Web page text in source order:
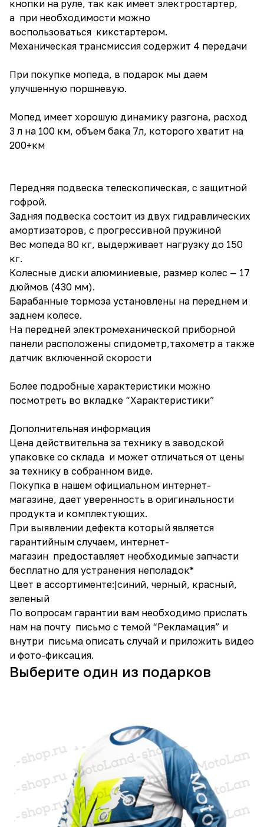
кнопки на руле, так как имеет электростартер,
а при необходимости можно
воспользоваться кикстартером.
Механическая трансмиссия содержит 4 передачи
При покупке мопеда, в подарок мы даем
улучшенную поршневую.
Мопед имеет хорошую динамику разгона, расход
3 л на 100 км, объем бака 7л, которого хватит на
200+км
Передняя подвеска телескопическая, с защитной
гофрой.
Задняя подвеска состоит из двух гидравлических
амортизаторов, с прогрессивной пружиной
Вес мопеда 80 кг, выдерживает нагрузку до 150
кг.
Колесные диски алюминиевые, размер колес — 17
дюймов (430 мм).
Барабанные тормоза установлены на переднем и
заднем колесе.
На передней электромеханической приборной
панели расположены спидометр,тахометр а также
датчик включенной скорости
Более подробные характеристики можно
посмотреть во вкладке “Характеристики”
Дополнительная информация
Цена действительна за технику в заводской
упаковке со склада и может отличаться от цены
за технику в собранном виде.
Покупка в нашем официальном интернет-
магазине, дает уверенность в оригинальности
продукта и комплектующих.
При выявлении дефекта который является
гарантийным случаем, интернет-
магазин предоставляет необходимые запчасти
бесплатно для устранения неполадок*
Цвет в ассортименте:|синий, черный, красный,
зеленый
По вопросам гарантии вам необходимо прислать
нам на почту письмо с темой “Рекламация” и
внутри письма описать случай и приложить видео
и фото-фиксация.
Выберите один из подарков